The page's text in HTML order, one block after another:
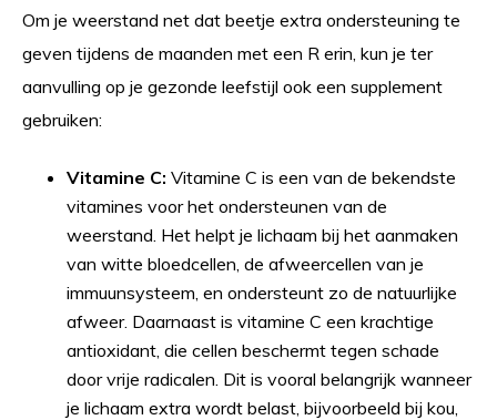
Om je weerstand net dat beetje extra ondersteuning te
geven tijdens de maanden met een R erin, kun je ter
aanvulling op je gezonde leefstijl ook een supplement
gebruiken:
Vitamine C: Vitamine C is een van de bekendste
vitamines voor het ondersteunen van de
weerstand. Het helpt je lichaam bij het aanmaken
van witte bloedcellen, de afweercellen van je
immuunsysteem, en ondersteunt zo de natuurlijke
afweer. Daarnaast is vitamine C een krachtige
antioxidant, die cellen beschermt tegen schade
door vrije radicalen. Dit is vooral belangrijk wanneer
je lichaam extra wordt belast, bijvoorbeeld bij kou,